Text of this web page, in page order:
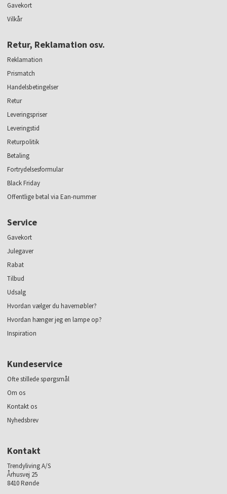
Gavekort
Vilkår
Retur, Reklamation osv.
Reklamation
Prismatch
Handelsbetingelser
Retur
Leveringspriser
Leveringstid
Returpolitik
Betaling
Fortrydelsesformular
Black Friday
Offentlige betal via Ean-nummer
Service
Gavekort
Julegaver
Rabat
Tilbud
Udsalg
Hvordan vælger du havemøbler?
Hvordan hænger jeg en lampe op?
Inspiration
Kundeservice
Ofte stillede spørgsmål
Om os
Kontakt os
Nyhedsbrev
Kontakt
Trendyliving A/S
Århusvej 25
8410 Rønde